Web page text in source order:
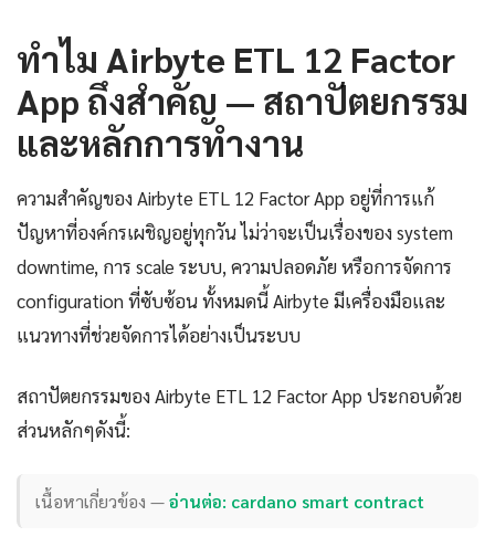
ทำไม Airbyte ETL 12 Factor
App ถึงสำคัญ — สถาปัตยกรรม
และหลักการทำงาน
ความสำคัญของ Airbyte ETL 12 Factor App อยู่ที่การแก้
ปัญหาที่องค์กรเผชิญอยู่ทุกวัน ไม่ว่าจะเป็นเรื่องของ system
downtime, การ scale ระบบ, ความปลอดภัย หรือการจัดการ
configuration ที่ซับซ้อน ทั้งหมดนี้ Airbyte มีเครื่องมือและ
แนวทางที่ช่วยจัดการได้อย่างเป็นระบบ
สถาปัตยกรรมของ Airbyte ETL 12 Factor App ประกอบด้วย
ส่วนหลักๆดังนี้:
เนื้อหาเกี่ยวข้อง —อ่านต่อ: cardano smart contract